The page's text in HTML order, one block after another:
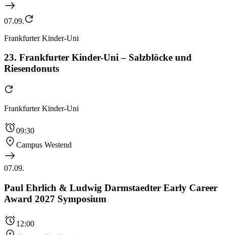
07.09.
Frankfurter Kinder-Uni
23. Frankfurter Kinder-Uni – Salzblöcke und
Riesendonuts
Frankfurter Kinder-Uni
09:30
Campus Westend
07.09.
Paul Ehrlich & Ludwig Darmstaedter Early Career
Award 2027 Symposium
12:00